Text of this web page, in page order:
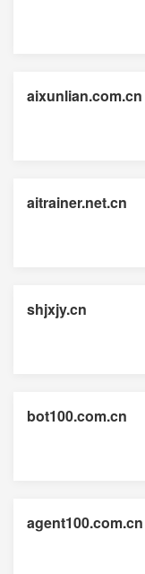
aixunlian.com.cn
aitrainer.net.cn
shjxjy.cn
bot100.com.cn
agent100.com.cn